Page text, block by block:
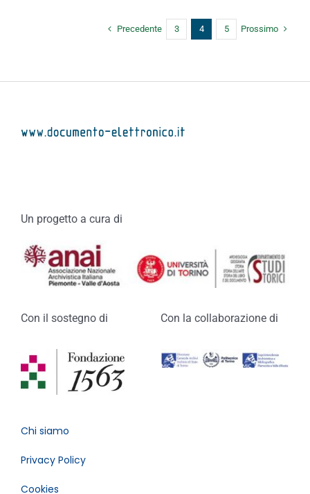
Precedente 3 4 5 Prossimo
Un progetto a cura di
Con il sostegno di Con la collaborazione di
Chi siamo
Privacy Policy
Cookies